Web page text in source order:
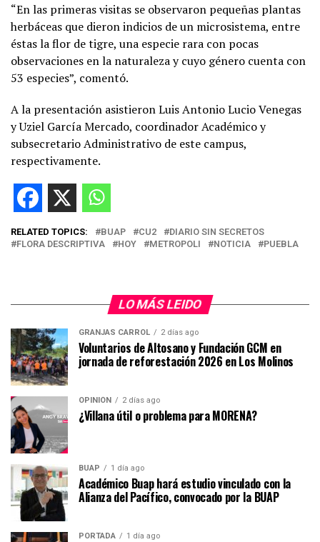
“En las primeras visitas se observaron pequeñas plantas
herbáceas que dieron indicios de un microsistema, entre
éstas la flor de tigre, una especie rara con pocas
observaciones en la naturaleza y cuyo género cuenta con
53 especies”, comentó.
A la presentación asistieron Luis Antonio Lucio Venegas
y Uziel García Mercado, coordinador Académico y
subsecretario Administrativo de este campus,
respectivamente.
RELATED TOPICS: BUAP CU2
DIARIO SIN SECRETOS
FLORA DESCRIPTIVA
HOY METROPOLI NOTICIA PUEBLA
LO MÁS LEIDO
GRANJAS CARROL 2 días ago
Voluntarios de Altosano y Fundación GCM en
jornada de reforestación 2026 en Los Molinos
OPINIÓN 2 días ago
¿Villana útil o problema para MORENA?
BUAP 1 día ago
Académico Buap hará estudio vinculado con la
Alianza del Pacífico, convocado por la BUAP
PORTADA 1 día ago